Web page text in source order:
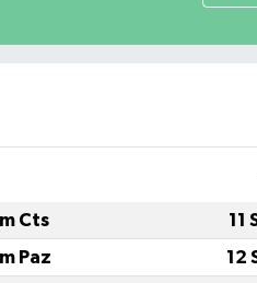
Cts
11
Paz
12